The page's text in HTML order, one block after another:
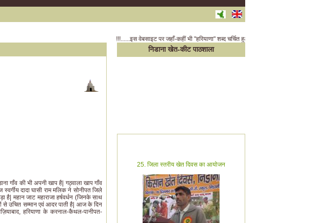
!!!......इस वेबसाइट पर जहाँ-कहीं भी "हरियाणा" शब्द चर्चित हुआ है वह आज के आधुनिक हरियाणा के साथ-साथ
गाँव की भी अपनी खाप है| गठ्वाला खाप गाँव
दादा घासी राम मलिक ने सोनीपत जिले
महान जाट महाराजा हर्षवर्धन (जिनके साथ
से उचित सम्मान एवं आदर पाती है| आज के दिन
हरियाणा के करनाल-कैथल-पानीपत-
निडाना खेत-कीट पाठशाला
की मास्टरनियां